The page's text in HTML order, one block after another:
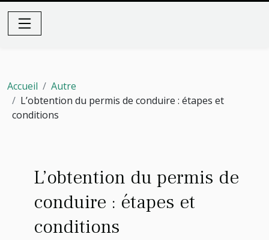
Accueil
Autre
L’obtention du permis de conduire : étapes et
conditions
L’obtention du permis de
conduire : étapes et
conditions